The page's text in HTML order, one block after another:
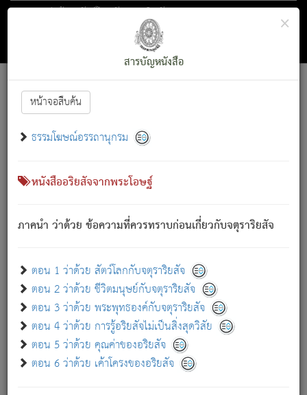
ตอน 1 ว่าด้วย สัตว์โลกกับจตุราริยสัจ
สารบัญ×
สารบัญหนังสือ
หน้าจอสืบค้น
ธรรมโฆษณ์อรรถานุกรม
หนังสืออริยสัจจากพระโอษฐ์
ภาคนำ ว่าด้วย ข้อความที่ควรทราบก่อนเกี่ยวกับจตุราริยสัจ
ตอน 1 ว่าด้วย สัตว์โลกกับจตุราริยสัจ
ตอน 2 ว่าด้วย ชีวิตมนุษย์กับจตุราริยสัจ
ตอน 3 ว่าด้วย พระพุทธองค์กับจตุราริยสัจ
ตอน 4 ว่าด้วย การรู้อริยสัจไม่เป็นสิ่งสุดวิสัย
ตอน 5 ว่าด้วย คุณค่าของอริยสัจ
ตอน 6 ว่าด้วย เค้าโครงของอริยสัจ
Font :15 ]||
สัตว์โลกนี้ เกิดความเดือดร้อนแล้ว มีผัสสะบังหน้า
เขาสำคัญสิ่งใด โดยความเป็นประการใด แต่สิ่งนั้นย่อมเป็น
(ตามที่เป็นจริง) โดยประการอื่นจากที่เขาสำคัญนั้น
สัตว์โลกติดข้องอยู่ในภพ ถูกภพบังหน้าแล้ว มีภพโดยความ
เป็นอย่างอื่น (จากที่มันเป็นอยู่จริง) จึงได้เพลิดเพลินยิ่งนักในภพ
เขาเพลิดเพลินยิ่งนักในสิ่งใด สิ่งนั้นเป็นภัย (ที่เขาไม่รู้จัก)
เขากลัวต่อสิ่งใดสิ่งนั้นเป็นทุกข์
พรหมจรรย์นี้ อันบุคคลย่อมประพฤติ ก็เพื่อการละขาดซึ่ง
ภพ.
สมณะหรือพราหมณ์เหล่าใด กล่าวความหลุดพ้นจากภพว่า
มีได้เพราะภพ เรากล่าวว่า สมณะหรือพราหมณ์ทั้งปวงนั้น
มิใช่ผู้หลดพ้นจากภพ.